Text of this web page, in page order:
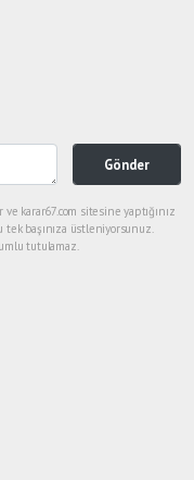
Gönder
karar67.com sitesine yaptığınız
başınıza üstleniyorsunuz.
tutulamaz.